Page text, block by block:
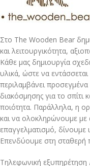
Στο The Wooden Bear
και λειτουργικότητα,
Κάθε μας δημιουργία
υλικά, ώστε να
περιλαμβάνει
διακόσμησης για το σπίτι
ποιότητα. Παράλληλα, η
και να ολοκληρώνουμε
επαγγελματισμό, δίνουμε
Επενδύουμε στη σταθερή
Τηλεφωνική